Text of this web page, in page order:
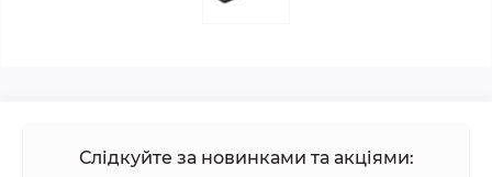
Слідкуйте за новинками та акціями: